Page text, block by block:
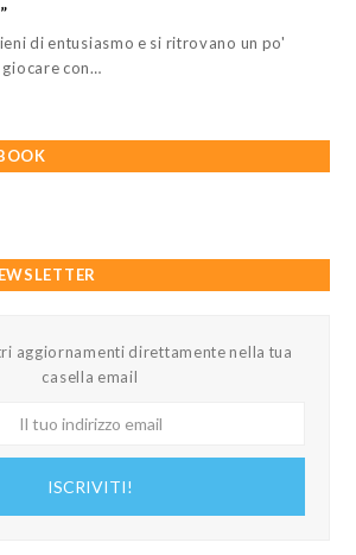
di entusiasmo e si ritrovano un po'
con…
aggiornamenti direttamente nella tua
casella email
ISCRIVITI!